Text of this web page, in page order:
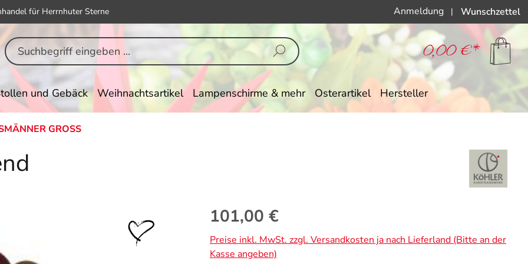
für Herrnhuter Sterne Anmeldung | Wunschzettel
0,00 €*
und Gebäck Weihnachtsartikel Lampenschirme & mehr Osterartikel Hersteller
GROSS
Regulärer Preis:
101,00 €
Preise inkl. MwSt. zzgl. Versandkosten ja nach Lieferland (Bitte an der
Kasse angeben)